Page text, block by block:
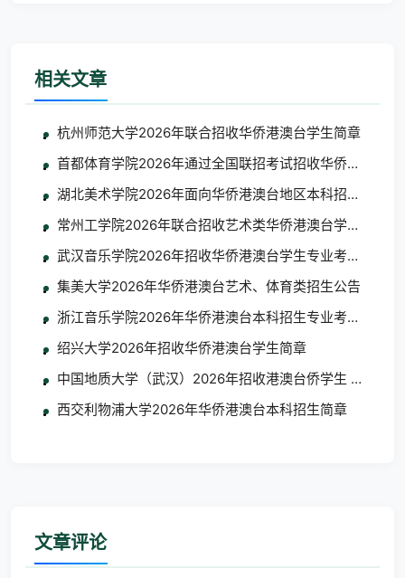
相关文章
杭州师范大学2026年联合招收华侨港澳台学生简章
首都体育学院2026年通过全国联招考试招收华侨港澳台学
湖北美术学院2026年面向华侨港澳台地区本科招生考试
常州工学院2026年联合招收艺术类华侨港澳台学生简章
武汉音乐学院2026年招收华侨港澳台学生专业考试考生须
集美大学2026年华侨港澳台艺术、体育类招生公告
浙江音乐学院2026年华侨港澳台本科招生专业考试合格
绍兴大学2026年招收华侨港澳台学生简章
中国地质大学（武汉）2026年招收港澳台侨学生 艺术类
西交利物浦大学2026年华侨港澳台本科招生简章
文章评论